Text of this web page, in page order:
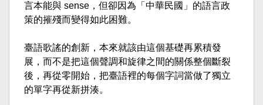
言本能與 sense，但卻因為「中華民國」的語言政
策的摧殘而變得如此困難。
臺語歌謠的創新，本來就該由這個基礎再累積發
展，而不是把這個聲調和旋律之間的關係整個斷裂
後，再從零開始，把臺語裡的每個字詞當做了獨立
的單字再從新拼湊。